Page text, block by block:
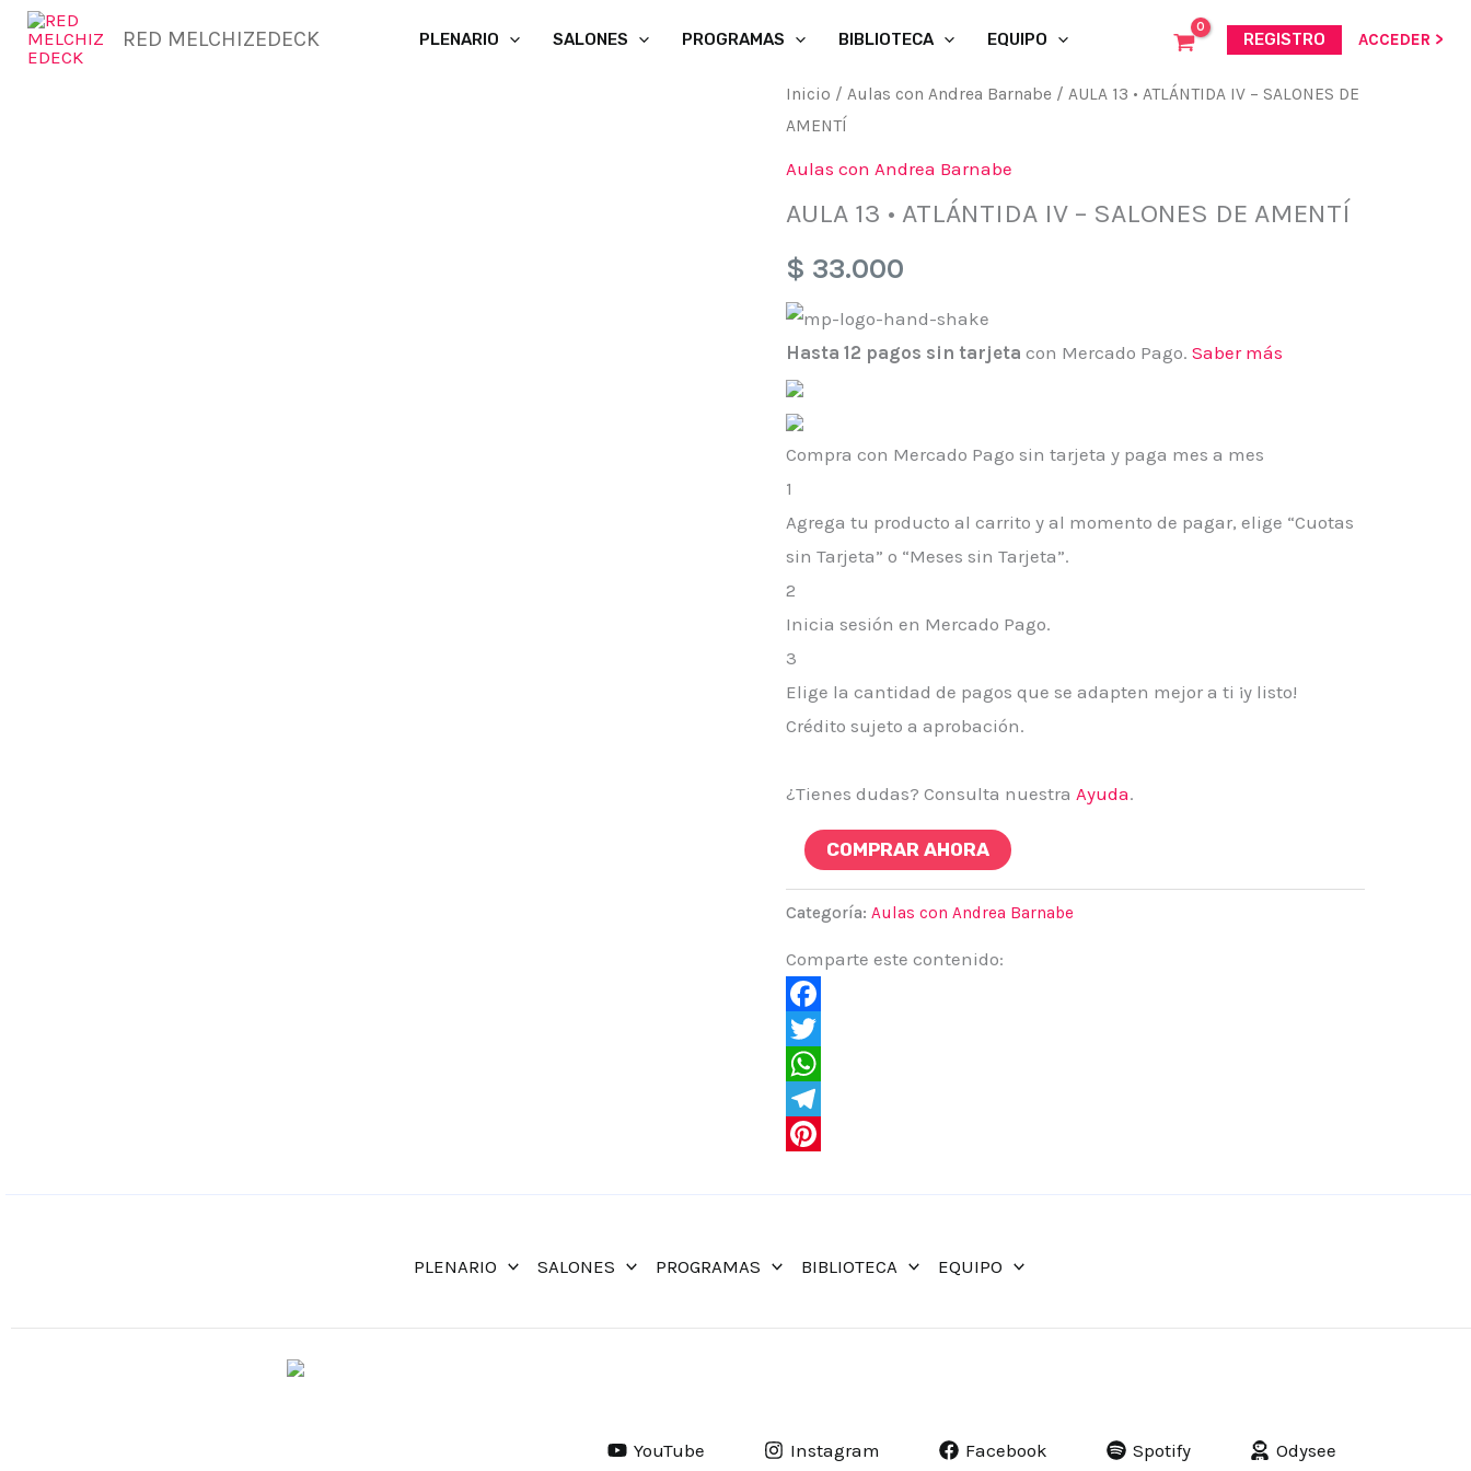
RED MELCHIZEDECK PLENARIO SALONES PROGRAMAS BIBLIOTECA EQUIPO REGISTRO ACCEDER >
Inicio / Aulas con Andrea Barnabe / AULA 13 • ATLÁNTIDA IV – SALONES DE
AMENTÍ
Aulas con Andrea Barnabe
AULA 13 • ATLÁNTIDA IV – SALONES DE AMENTÍ
$ 33.000
Hasta 12 pagos sin tarjeta con Mercado Pago. Saber más
Compra con Mercado Pago sin tarjeta y paga mes a mes
1
Agrega tu producto al carrito y al momento de pagar, elige “Cuotas
sin Tarjeta” o “Meses sin Tarjeta”.
2
Inicia sesión en Mercado Pago.
3
Elige la cantidad de pagos que se adapten mejor a ti ¡y listo!
Crédito sujeto a aprobación.
¿Tienes dudas? Consulta nuestra Ayuda.
AULA
•
IV
-
SALONES
DE
AMENTÍ
cantidad
COMPRAR AHORA
Categoría: Aulas con Andrea Barnabe
Comparte este contenido:
Facebook
Twitter
WhatsApp
Telegram
PLENARIO SALONES PROGRAMAS BIBLIOTECA EQUIPO
YouTube Instagram Facebook Spotify Odysee